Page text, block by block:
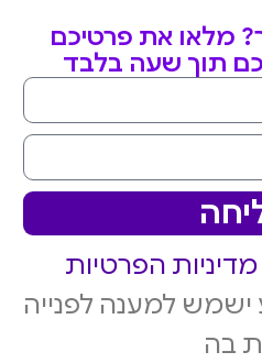
מלאו את פרטיכם
תוך שעה בלבד
מדיניות הפרטיות
למענה לפנייה
בה